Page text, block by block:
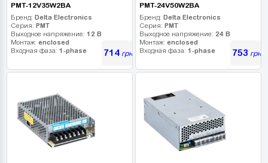
PMT-12V35W2BA
Бренд: Delta Electronics
Серия: PMT
Выходное напряжение: 12 В
Монтаж: enclosed
Входная фаза: 1-phase 714грн
PMT-24V50W2BA
Бренд: Delta Electronics
Серия: PMT
Выходное напряжение: 24 В
Монтаж: enclosed
Входная фаза: 1-phase 753 грн